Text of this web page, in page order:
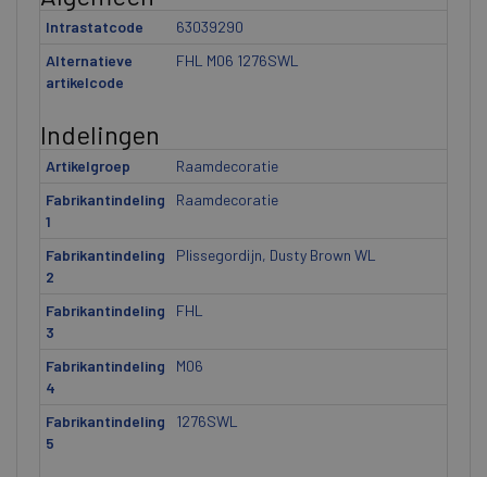
Intrastatcode
63039290
Alternatieve
artikelcode
FHL M06 1276SWL
Indelingen
Artikelgroep
Raamdecoratie
Fabrikantindeling
1
Raamdecoratie
Fabrikantindeling
2
Plissegordijn, Dusty Brown WL
Fabrikantindeling
3
FHL
Fabrikantindeling
4
M06
Fabrikantindeling
5
1276SWL